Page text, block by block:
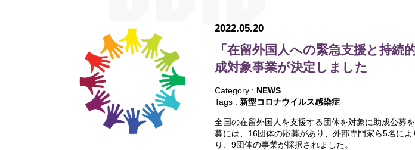
2022.05.20
「在留外国人への緊急支援と持続
成対象事業が決定しました
Category : NEWS
Tags : 新型コロナウイルス感染症
全国の在留外国人を支援する団体を対象に助成公募
募には、16団体の応募があり、外部専門家ら5名に
り、9団体の事業が採択されました。